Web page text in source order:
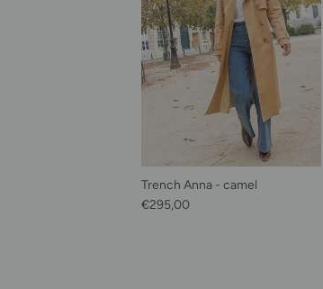
Trench Anna - camel
Prix habituel
€295,00